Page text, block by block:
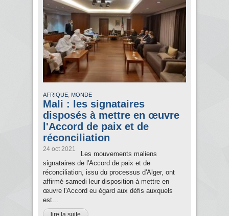
AFRIQUE, MONDE
Mali : les signataires
disposés à mettre en œuvre
l'Accord de paix et de
réconciliation
24 oct 2021
Les mouvements maliens
signataires de l'Accord de paix et de
réconciliation, issu du processus d'Alger, ont
affirmé samedi leur disposition à mettre en
œuvre l'Accord eu égard aux défis auxquels
est...